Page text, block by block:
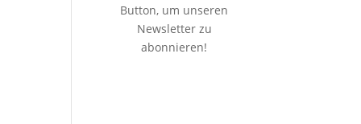
Button, um unseren
Newsletter zu
abonnieren!